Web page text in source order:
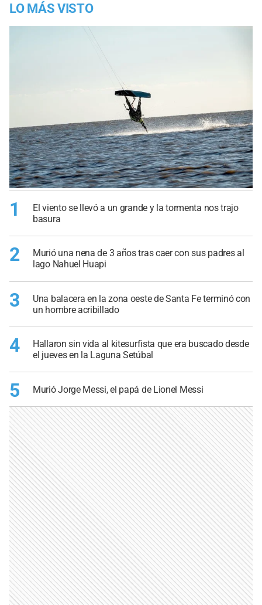
LO MÁS VISTO
1
El viento se llevó a un grande y la tormenta nos trajo
basura
2
Murió una nena de 3 años tras caer con sus padres al
lago Nahuel Huapi
3
Una balacera en la zona oeste de Santa Fe terminó con
un hombre acribillado
4
Hallaron sin vida al kitesurfista que era buscado desde
el jueves en la Laguna Setúbal
5 Murió Jorge Messi, el papá de Lionel Messi